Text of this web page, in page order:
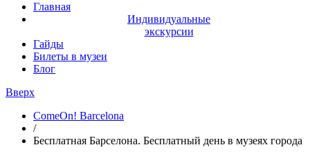
Главная
Индивидуальные
экскурсии
Гайды
Билеты в музеи
Блог
Вверх
ComeOn! Barcelona
/
Бесплатная Барселона. Бесплатный день в музеях города